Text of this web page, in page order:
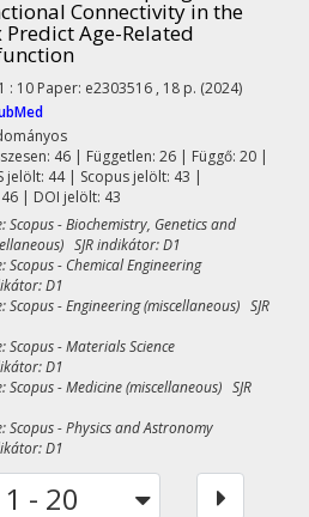
Connectivity in the
Age-Related
: 10 Paper: e2303516 , 18 p. (2024)
46| Független: 26 | Függő: 20 |
jelölt: 44 | Scopus jelölt: 43 |
| DOI jelölt: 43
- Biochemistry, Genetics and
SJR indikátor: D1
- Chemical Engineering
D1
- Engineering (miscellaneous) SJR
- Materials Science
D1
- Medicine (miscellaneous) SJR
- Physics and Astronomy
D1
1 - 20